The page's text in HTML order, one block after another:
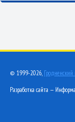
© 1999-2026,
Разработка сайта —